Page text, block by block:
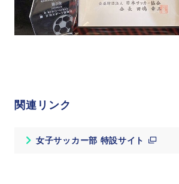
関連リンク
女子サッカー部 特設サイト